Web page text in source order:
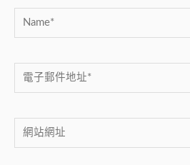
Name*
電
子
件
地
網
站